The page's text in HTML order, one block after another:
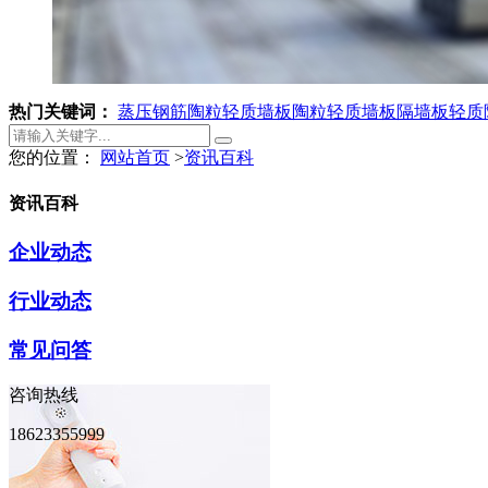
热门关键词： 蒸压钢筋陶粒轻质墙板 陶粒轻质墙板 隔墙板轻质
您的位置： 网站首页 >资讯百科
资讯百科
企业动态
行业动态
常见问答
咨询热线
18623355999